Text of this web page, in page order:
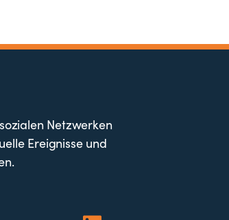
Netzwerken
Ereignisse und